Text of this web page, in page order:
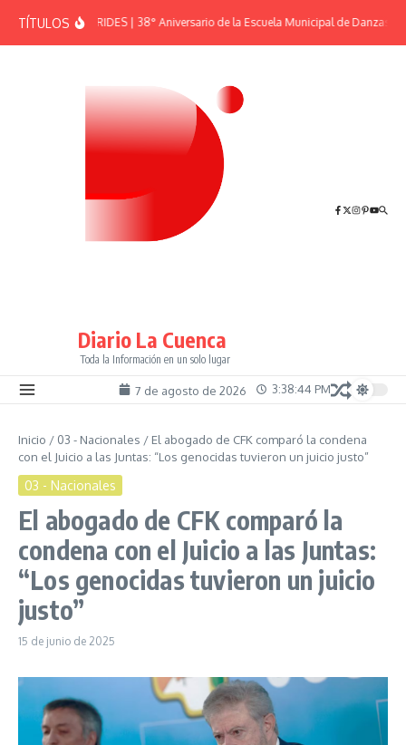
TÍTULOSEFEMÉRIDES | 38° Aniversario de la Escuela Municipal de Danzas “El
Diario La Cuenca
Toda la Información en un solo lugar
7 de agosto de 2026 3:38:44 PM
Inicio / 03 - Nacionales / El abogado de CFK comparó la condena
con el Juicio a las Juntas: “Los genocidas tuvieron un juicio justo”
03 - Nacionales
El abogado de CFK comparó la
condena con el Juicio a las Juntas:
“Los genocidas tuvieron un juicio
justo”
15 de junio de 2025